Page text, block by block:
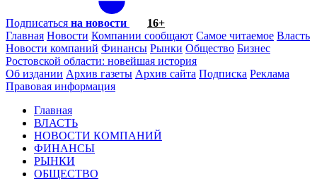
Подписаться на новости
16+
Главная Новости Компании сообщают Самое читаемое Власть
Новости компаний Финансы Рынки Общество Бизнес
Ростовской области: новейшая история
Об издании Архив газеты Архив сайта Подписка Реклама
Правовая информация
Главная
ВЛАСТЬ
НОВОСТИ КОМПАНИЙ
ФИНАНСЫ
РЫНКИ
ОБЩЕСТВО